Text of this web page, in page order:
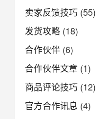
卖家反馈技巧 (55)
发货攻略 (18)
合作伙伴 (6)
合作伙伴文章 (1)
商品评论技巧 (12)
官方合作讯息 (4)